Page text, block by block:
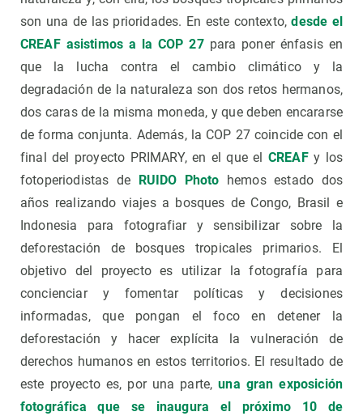
son una de las prioridades. En este contexto,desde el
CREAF asistimos a la COP 27para poner énfasis en
que la lucha contra el cambio climático y la
degradación de la naturaleza son dos retos hermanos,
dos caras de la misma moneda, y que deben encararse
de forma conjunta. Además, la COP 27 coincide con el
final del proyecto PRIMARY, en el que el CREAFy los
fotoperiodistas de
RUIDO Photo hemos estado dos
años realizando viajes a bosques de Congo, Brasil e
Indonesia para fotografiar y sensibilizar sobre la
deforestación de bosques tropicales primarios. El
objetivo del proyecto es utilizar la fotografía para
concienciar y fomentar políticas y decisiones
informadas, que pongan el foco en detener la
deforestación y hacer explícita la vulneración de
derechos humanos en estos territorios. El resultado de
este proyecto es, por una parte,una gran exposición
fotográfica que se inaugura el próximo 10 de